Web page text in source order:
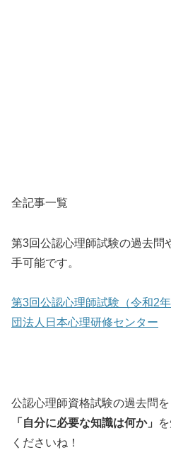
全記事一覧
第3回公認心理師試験の過去問
手可能です。
第3回公認心理師試験（令和2
団法人日本心理研修センター
公認心理師資格試験の過去問
「自分に必要な知識は何か」
くださいね！